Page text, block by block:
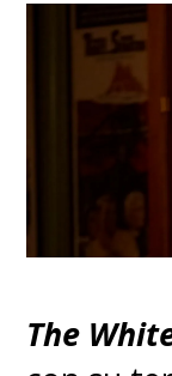
The